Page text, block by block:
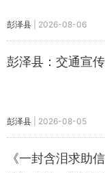
彭泽县 2026-08-06
彭泽县：交通宣
彭泽县 2026-08-05
《一封含泪求助